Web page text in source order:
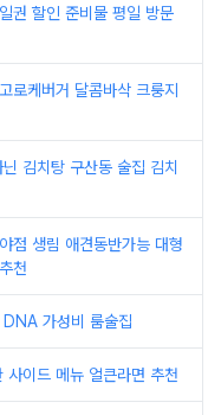
권 할인 준비물 평일 방문
로케버거 달콤바삭 크룽지
김치탕 구산동 술집 김치
점 생림 애견동반가능 대형
천
가성비 룸술집
사이드 메뉴 얼큰라면 추천